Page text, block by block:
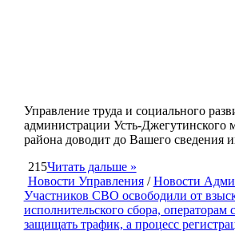
Управление труда и социального
администрации Усть-Джегутинского
района доводит до Вашего сведения
Читать дальше »
215
Новости Управления/Новости
Участников СВО освободили от
исполнительского сбора, операторам
защищать трафик, а процесс